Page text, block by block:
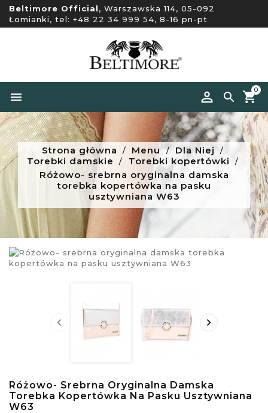
Beltimore Official, Warszawska 114, 05-092
Łomianki, tel: +48 22 34 999 54, 8-16 pn-pt


0
Strona główna Menu
Dla Niej
Torebki damskie
Torebki kopertówki
Różowo- srebrna oryginalna damska
torebka kopertówka na pasku
usztywniana W63
 
Różowo- Srebrna Oryginalna Damska
Torebka Kopertówka Na Pasku Usztywniana
W63